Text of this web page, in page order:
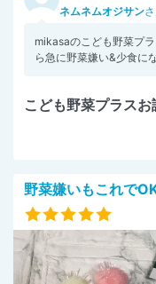
ネムネムオジサン
mikasaのこども野菜プ
ら急に野菜嫌い&少食に
こども野菜プラス
野菜嫌いもこれで